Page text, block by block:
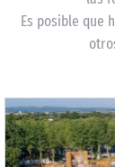
Es posible que